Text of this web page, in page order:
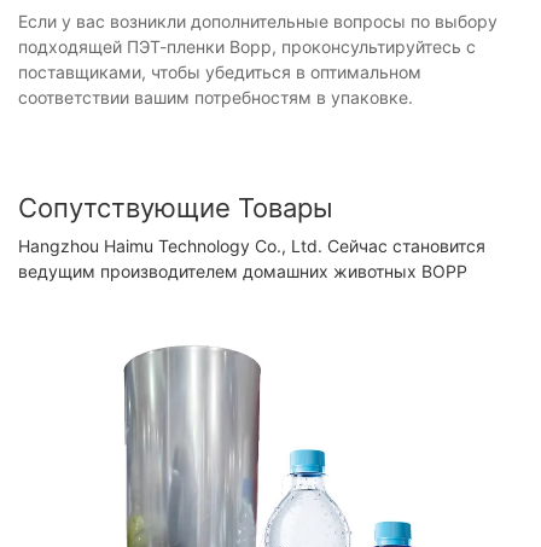
Если у вас возникли дополнительные вопросы по выбору
подходящей ПЭТ-пленки Bopp, проконсультируйтесь с
поставщиками, чтобы убедиться в оптимальном
соответствии вашим потребностям в упаковке.
Сопутствующие Товары
Hangzhou Haimu Technology Co., Ltd. Сейчас становится
ведущим производителем домашних животных BOPP